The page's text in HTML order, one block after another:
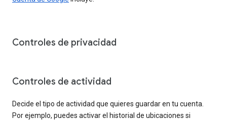
Controles de privacidad
Controles de actividad
Decide el tipo de actividad que quieres guardar en tu cuenta.
Por ejemplo, puedes activar el historial de ubicaciones si